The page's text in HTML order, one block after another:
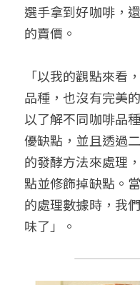
選手拿到好咖啡，
的賣價。
「以我的觀點來看
品種，也沒有完美
以了解不同咖啡品
優缺點，並且透過
的發酵方法來處理
點並修飾掉缺點。
的處理數據時，我
味了」。